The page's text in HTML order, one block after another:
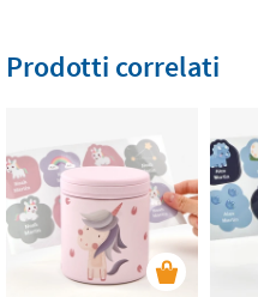
Prodotti correlati